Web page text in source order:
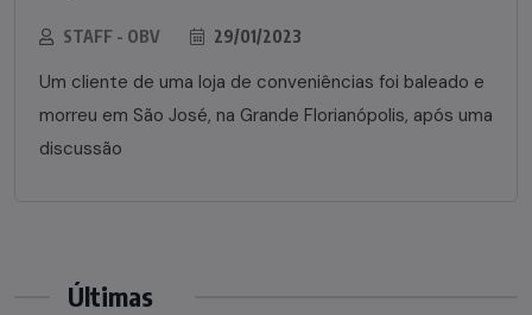
STAFF - OBV 29/01/2023
Um cliente de uma loja de conveniências foi baleado e
morreu em São José, na Grande Florianópolis, após uma
discussão
Últimas